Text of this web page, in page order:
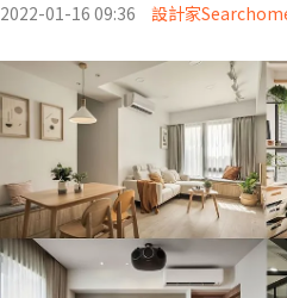
2022-01-16 09:36 設計家